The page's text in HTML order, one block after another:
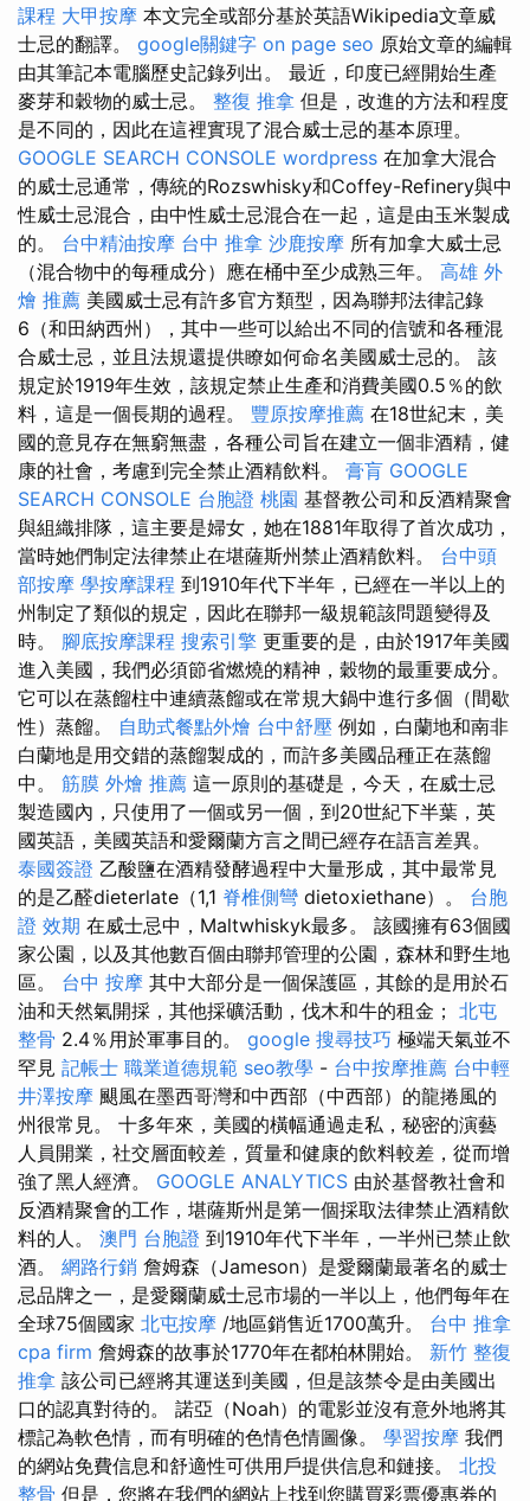
課程 大甲按摩 本文完全或部分基於英語Wikipedia文章威
士忌的翻譯。 google關鍵字 on page seo 原始文章的編輯
由其筆記本電腦歷史記錄列出。 最近，印度已經開始生產
麥芽和穀物的威士忌。 整復 推拿 但是，改進的方法和程度
是不同的，因此在這裡實現了混合威士忌的基本原理。
GOOGLE SEARCH CONSOLE wordpress 在加拿大混合
的威士忌通常，傳統的Rozswhisky和Coffey-Refinery與中
性威士忌混合，由中性威士忌混合在一起，這是由玉米製成
的。 台中精油按摩 台中 推拿 沙鹿按摩 所有加拿大威士忌
（混合物中的每種成分）應在桶中至少成熟三年。 高雄 外
燴 推薦 美國威士忌有許多官方類型，因為聯邦法律記錄
6（和田納西州），其中一些可以給出不同的信號和各種混
合威士忌，並且法規還提供瞭如何命名美國威士忌的。 該
規定於1919年生效，該規定禁止生產和消費美國0.5％的飲
料，這是一個長期的過程。 豐原按摩推薦 在18世紀末，美
國的意見存在無窮無盡，各種公司旨在建立一個非酒精，健
康的社會，考慮到完全禁止酒精飲料。 膏肓 GOOGLE
SEARCH CONSOLE 台胞證 桃園 基督教公司和反酒精聚會
與組織排隊，這主要是婦女，她在1881年取得了首次成功，
當時她們制定法律禁止在堪薩斯州禁止酒精飲料。 台中頭
部按摩 學按摩課程 到1910年代下半年，已經在一半以上的
州制定了類似的規定，因此在聯邦一級規範該問題變得及
時。 腳底按摩課程 搜索引擎 更重要的是，由於1917年美國
進入美國，我們必須節省燃燒的精神，穀物的最重要成分。
它可以在蒸餾柱中連續蒸餾或在常規大鍋中進行多個（間歇
性）蒸餾。 自助式餐點外燴 台中舒壓 例如，白蘭地和南非
白蘭地是用交錯的蒸餾製成的，而許多美國品種正在蒸餾
中。 筋膜 外燴 推薦 這一原則的基礎是，今天，在威士忌
製造國內，只使用了一個或另一個，到20世紀下半葉，英
國英語，美國英語和愛爾蘭方言之間已經存在語言差異。
泰國簽證 乙酸鹽在酒精發酵過程中大量形成，其中最常見
的是乙醛dieterlate（1,1 脊椎側彎 dietoxiethane）。 台胞
證 效期 在威士忌中，Maltwhiskyk最多。 該國擁有63個國
家公園，以及其他數百個由聯邦管理的公園，森林和野生地
區。 台中 按摩 其中大部分是一個保護區，其餘的是用於石
油和天然氣開採，其他採礦活動，伐木和牛的租金； 北屯
整骨 2.4％用於軍事目的。 google 搜尋技巧 極端天氣並不
罕見 記帳士 職業道德規範 seo教學 - 台中按摩推薦 台中輕
井澤按摩 颶風在墨西哥灣和中西部（中西部）的龍捲風的
州很常見。 十多年來，美國的橫幅通過走私，秘密的演藝
人員開業，社交層面較差，質量和健康的飲料較差，從而增
強了黑人經濟。 GOOGLE ANALYTICS 由於基督教社會和
反酒精聚會的工作，堪薩斯州是第一個採取法律禁止酒精飲
料的人。 澳門 台胞證 到1910年代下半年，一半州已禁止飲
酒。 網路行銷 詹姆森（Jameson）是愛爾蘭最著名的威士
忌品牌之一，是愛爾蘭威士忌市場的一半以上，他們每年在
全球75個國家 北屯按摩 /地區銷售近1700萬升。 台中 推拿
cpa firm 詹姆森的故事於1770年在都柏林開始。 新竹 整復
推拿 該公司已經將其運送到美國，但是該禁令是由美國出
口的認真對待的。 諾亞（Noah）的電影並沒有意外地將其
標記為軟色情，而有明確的色情色情圖像。 學習按摩 我們
的網站免費信息和舒適性可供用戶提供信息和鏈接。 北投
整骨 但是，您將在我們的網站上找到您購買彩票優惠券的